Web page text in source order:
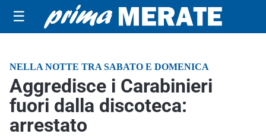
☰
NELLA NOTTE TRA SABATO E DOMENICA
Aggredisce i Carabinieri
fuori dalla discoteca:
arrestato